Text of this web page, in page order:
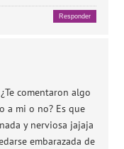
Responder
comentaron algo
a mi o no? Es que
y nerviosa jajaja
embarazada de